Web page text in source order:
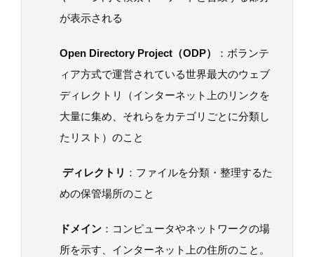
が表示される
Open Directory Project（ODP）
：ボランテ
ィア方式で運営されている世界最大のウェブ
ディレクトリ（インターネット上のリンクを
大量に集め、それらをカテゴリごとに分類し
たリスト）のこと
ディレクトリ ：ファイルを分類・整理するた
めの保管場所のこと
ドメイン ：コンピュータやネットワークの場
所を示す、インターネット上の住所のこと。